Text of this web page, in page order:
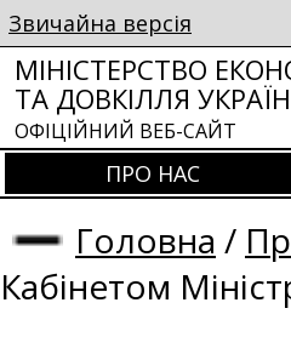
Звичайна версія
МІНІСТЕРСТВО
ТА ДОВКІЛЛЯ
ОФІЦІЙНИЙ ВЕБ-САЙТ
ПРО НАС
Головна /
Кабінетом